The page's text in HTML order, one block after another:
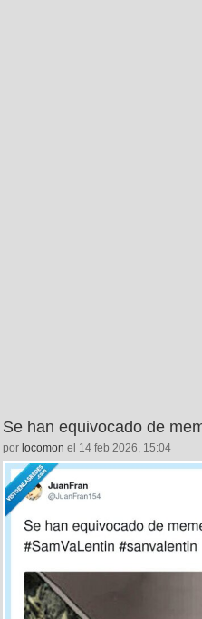
Se han equivocado de
por locomon el 14 feb 2026, 15:04